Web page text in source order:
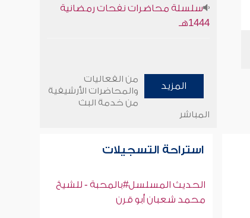
سلسلة محاضرات نفحات رمضانية
1444هـ
المزيد
من الفعاليات
والمحاضرات الأرشيفية
من خدمة البث
المباشر
استراحة التسجيلات
الحديث المسلسل#بالمحبة - للشيخ
محمد شعبان أبو قرن